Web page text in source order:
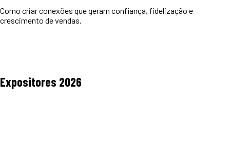
Como criar conexões que geram confiança, fidelização e
crescimento de vendas.
Expositores 2026